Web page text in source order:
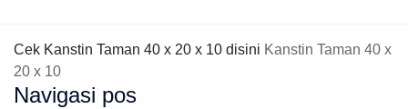
Cek Kanstin Taman 40 x 20 x 10 disini Kanstin Taman 40 x
20 x 10
Navigasi pos